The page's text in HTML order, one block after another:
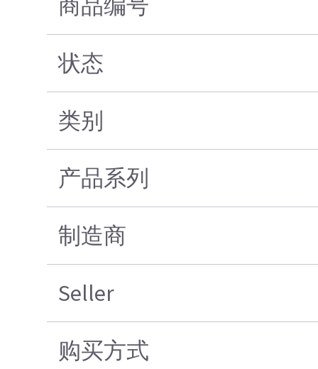
商品编号
状态
类别
产品系列
制造商
Seller
购买方式